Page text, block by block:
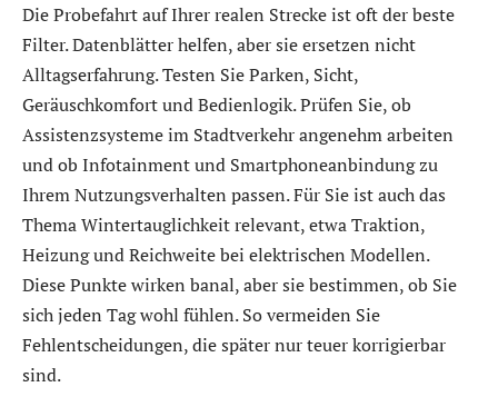
Die Probefahrt auf Ihrer realen Strecke ist oft der beste
Filter. Datenblätter helfen, aber sie ersetzen nicht
Alltagserfahrung. Testen Sie Parken, Sicht,
Geräuschkomfort und Bedienlogik. Prüfen Sie, ob
Assistenzsysteme im Stadtverkehr angenehm arbeiten
und ob Infotainment und Smartphoneanbindung zu
Ihrem Nutzungsverhalten passen. Für Sie ist auch das
Thema Wintertauglichkeit relevant, etwa Traktion,
Heizung und Reichweite bei elektrischen Modellen.
Diese Punkte wirken banal, aber sie bestimmen, ob Sie
sich jeden Tag wohl fühlen. So vermeiden Sie
Fehlentscheidungen, die später nur teuer korrigierbar
sind.